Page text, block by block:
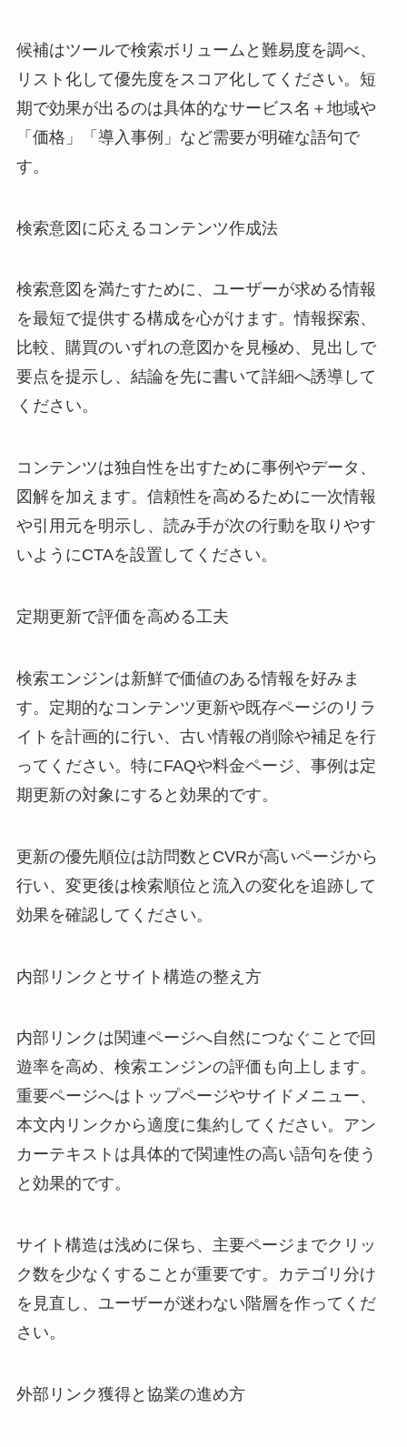
候補はツールで検索ボリュームと難易度を調べ、
リスト化して優先度をスコア化してください。短
期で効果が出るのは具体的なサービス名＋地域や
「価格」「導入事例」など需要が明確な語句で
す。
検索意図に応えるコンテンツ作成法
検索意図を満たすために、ユーザーが求める情報
を最短で提供する構成を心がけます。情報探索、
比較、購買のいずれの意図かを見極め、見出しで
要点を提示し、結論を先に書いて詳細へ誘導して
ください。
コンテンツは独自性を出すために事例やデータ、
図解を加えます。信頼性を高めるために一次情報
や引用元を明示し、読み手が次の行動を取りやす
いようにCTAを設置してください。
定期更新で評価を高める工夫
検索エンジンは新鮮で価値のある情報を好みま
す。定期的なコンテンツ更新や既存ページのリラ
イトを計画的に行い、古い情報の削除や補足を行
ってください。特にFAQや料金ページ、事例は定
期更新の対象にすると効果的です。
更新の優先順位は訪問数とCVRが高いページから
行い、変更後は検索順位と流入の変化を追跡して
効果を確認してください。
内部リンクとサイト構造の整え方
内部リンクは関連ページへ自然につなぐことで回
遊率を高め、検索エンジンの評価も向上します。
重要ページへはトップページやサイドメニュー、
本文内リンクから適度に集約してください。アン
カーテキストは具体的で関連性の高い語句を使う
と効果的です。
サイト構造は浅めに保ち、主要ページまでクリッ
ク数を少なくすることが重要です。カテゴリ分け
を見直し、ユーザーが迷わない階層を作ってくだ
さい。
外部リンク獲得と協業の進め方